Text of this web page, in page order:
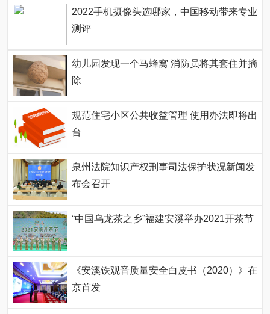
2022手机摄像头选哪家，中国移动带来专业
测评
幼儿园发现一个马蜂窝 消防员将其套住并摘
除
规范住宅小区公共收益管理 使用办法即将出
台
泉州法院知识产权刑事司法保护状况新闻发
布会召开
“中国乌龙茶之乡”福建安溪举办2021开茶节
《安溪铁观音质量安全白皮书（2020）》在
京首发